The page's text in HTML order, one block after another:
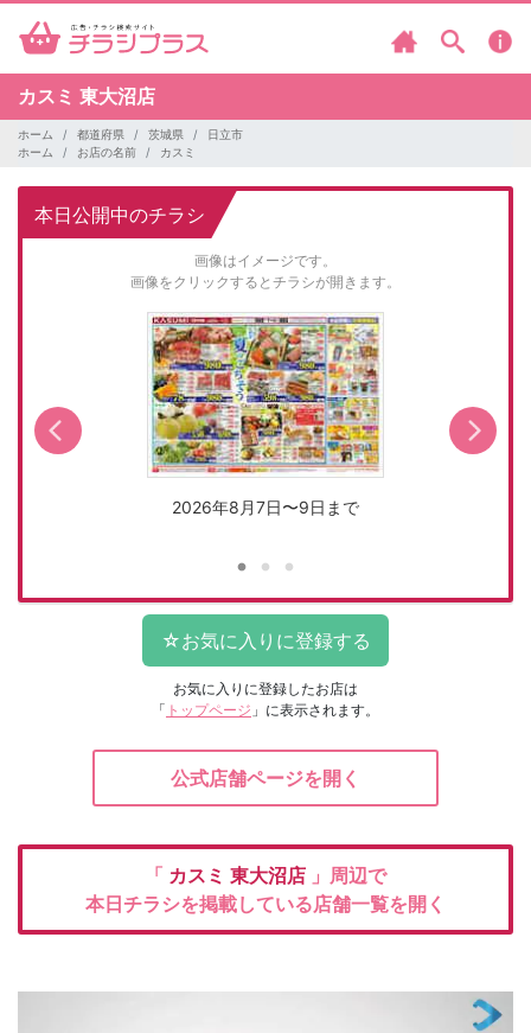
カスミ 東大沼店
ホーム 都道府県 茨城県
日立市
ホーム
お店の名前 カスミ
本日公開中のチラシ
画像はイメージです。
画像をクリックするとチラシが開きます。
2026年8月7日〜9日まで
お気に入りに登録したお店は
「 トップページ 」に表示されます。
公式店舗ページを開く
「 カスミ 東大沼店 」周辺で
本日チラシを掲載している店舗一覧を開く